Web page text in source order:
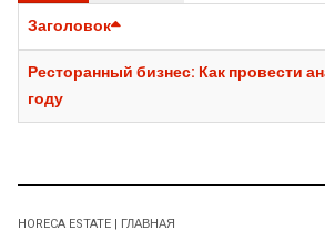
Заголовок
Ресторанный бизнес: Как провести
году
HORECA ESTATE | ГЛАВНАЯ